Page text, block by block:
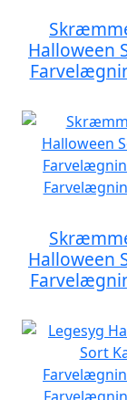
Halloween
Halloween